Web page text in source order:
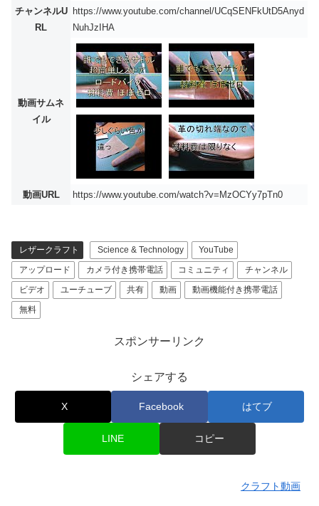
チャンネルU
RL
https://www.youtube.com/channel/UCqSENFkUtD5Anyd
NuhJzIHA
動画サムネ
イル
動画URL https://www.youtube.com/watch?v=MzOCYy7pTn0
レザークラフト Science & Technology
YouTube
アップロード
カメラ付き携帯電話 コミュニティ
チャンネル
ビデオ
ユーチューブ 共有 動画
動画機能付き携帯電話
無料
スポンサーリンク
シェアする
X Facebook はてブ
LINE コピー
クラフト動画